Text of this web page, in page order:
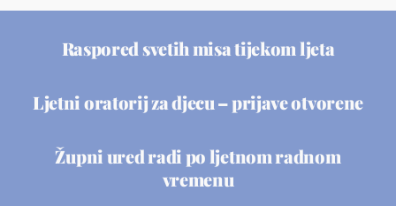
Raspored svetih misa tijekom ljeta
Ljetni oratorij za djecu – prijave otvorene
Župni ured radi po ljetnom radnom
vremenu